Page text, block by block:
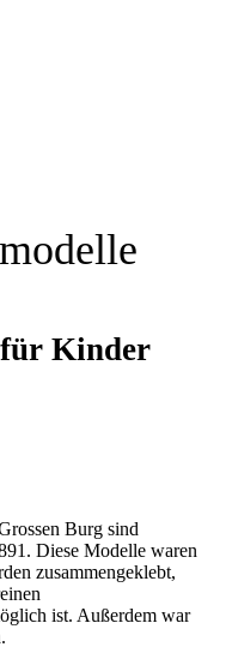
für Kinder
Burg sind
Diese Modelle waren
zusammengeklebt,
ist. Außerdem war